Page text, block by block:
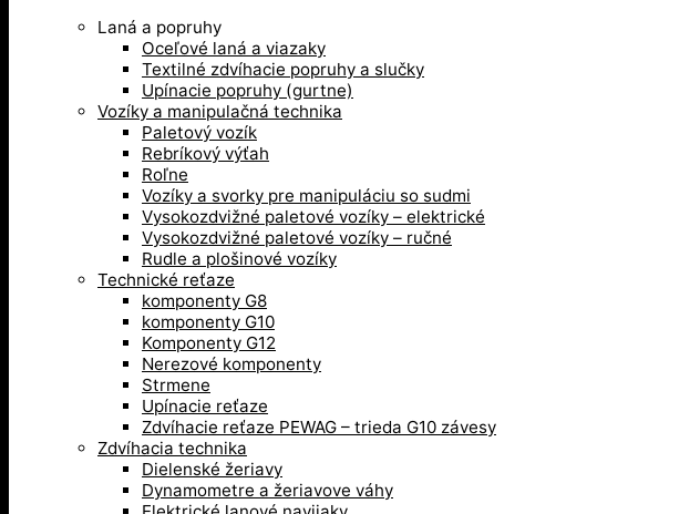
Laná a popruhy
Oceľové laná a viazaky
Textilné zdvíhacie popruhy a slučky
Upínacie popruhy (gurtne)
Vozíky a manipulačná technika
Paletový vozík
Rebríkový výťah
Roľne
Vozíky a svorky pre manipuláciu so sudmi
Vysokozdvižné paletové vozíky – elektrické
Vysokozdvižné paletové vozíky – ručné
Rudle a plošinové vozíky
Technické reťaze
komponenty G8
komponenty G10
Komponenty G12
Nerezové komponenty
Strmene
Upínacie reťaze
Zdvíhacie reťaze PEWAG – trieda G10 závesy
Zdvíhacia technika
Dielenské žeriavy
Dynamometre a žeriavove váhy